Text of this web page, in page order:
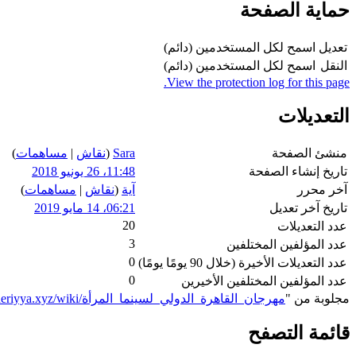
حماية الصفحة
تعديل اسمح لكل المستخدمين (دائم)
النقل
اسمح لكل المستخدمين (دائم)
View the protection log for this page.
التعديلات
منشئ الصفحة Sara
(نقاش | مساهمات)
تاريخ إنشاء الصفحة
11:48، 26 يونيو 2018
آخر محرر
آية (نقاش | مساهمات)
تاريخ آخر تعديل
06:21، 14 مايو 2019
عدد التعديلات
20
عدد المؤلفين المختلفين
3
عدد التعديلات الأخيرة (خلال 90 يومًا يومًا)
0
عدد المؤلفين المختلفين الأخيرين
0
مجلوبة من "https://genderiyya.xyz/wiki/مهرجان_القاهرة_الدولي_لسينما_المرأة
قائمة التصفح